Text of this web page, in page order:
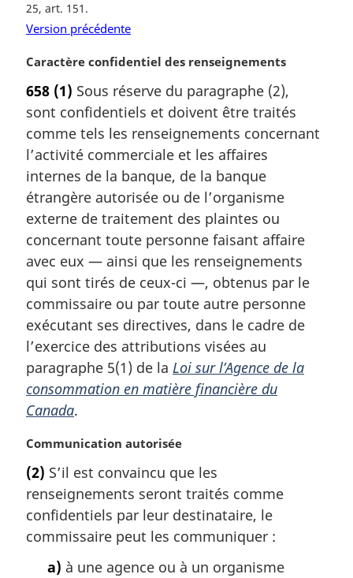
25, art. 151
Version précédente
N
t
e
m
a
r
g
i
n
a
e
:
Caractère confidentiel des renseignements
658 (1) Sous réserve du paragraphe (2),
sont confidentiels et doivent être traités
comme tels les renseignements concernant
l’activité commerciale et les affaires
internes de la banque, de la banque
étrangère autorisée ou de l’organisme
externe de traitement des plaintes ou
concernant toute personne faisant affaire
avec eux — ainsi que les renseignements
qui sont tirés de ceux-ci —, obtenus par le
commissaire ou par toute autre personne
exécutant ses directives, dans le cadre de
l’exercice des attributions visées au
paragraphe 5(1) de la Loi sur l’Agence de la
consommation en matière financière du
Canada.
N
t
e
m
a
Communication autorisée
(2) S’il est convaincu que les
renseignements seront traités comme
confidentiels par leur destinataire, le
commissaire peut les communiquer :
a) à une agence ou à un organisme